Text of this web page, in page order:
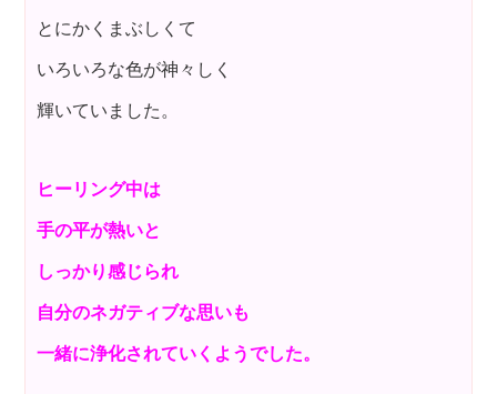
とにかくまぶしくて
いろいろな色が神々しく
輝いていました。
ヒーリング中は
手の平が熱いと
しっかり感じられ
自分のネガティブな思いも
一緒に浄化されていくようでした。